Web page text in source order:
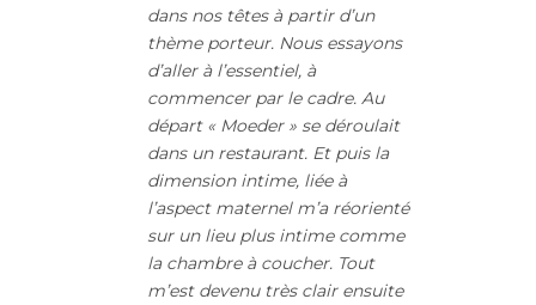
dans nos têtes à partir d’un
thème porteur. Nous essayons
d’aller à l’essentiel, à
commencer par le cadre. Au
départ « Moeder » se déroulait
dans un restaurant. Et puis la
dimension intime, liée à
l’aspect maternel m’a réorienté
sur un lieu plus intime comme
la chambre à coucher. Tout
m’est devenu très clair ensuite